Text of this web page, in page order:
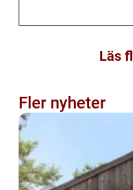
Läs
Fler nyheter